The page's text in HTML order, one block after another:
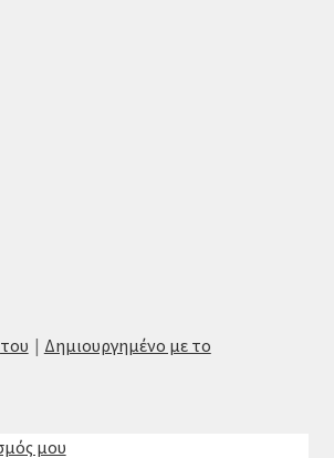
Δημιουργημένο με το
μου